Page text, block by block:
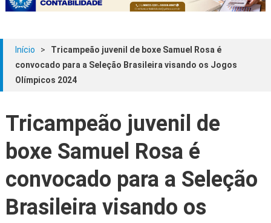
Início >
Tricampeão juvenil de boxe Samuel Rosa é
convocado para a Seleção Brasileira visando os Jogos
Olímpicos 2024
Tricampeão juvenil de
boxe Samuel Rosa é
convocado para a Seleção
Brasileira visando os